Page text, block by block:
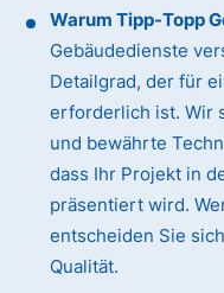
Warum Tipp-Topp
Gebäudedienste
Detailgrad, der für
erforderlich ist. Wir
und bewährte
dass Ihr Projekt in
präsentiert wird.
entscheiden Sie
Qualität.